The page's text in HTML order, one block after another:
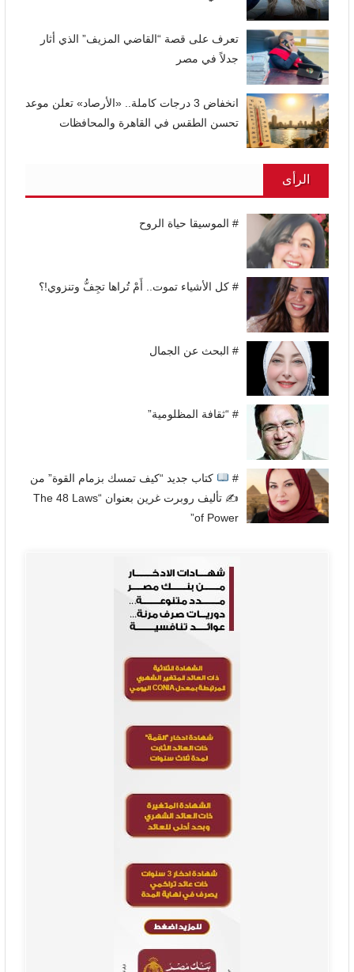
تعرف على قصة “القاضي المزيف” الذي أثار
جدلاً في مصر
انخفاض 3 درجات كاملة.. «الأرصاد» تعلن موعد
تحسن الطقس في القاهرة والمحافظات
الرأى
# الموسيقا حياة الروح
# كل الأشياء تموت.. أَمْ تُراها تجِفُّ وتنزوي!؟
# البحث عن الجمال
# “ثقافة المظلومية”
#
كتاب جديد “كيف تمسك بزمام القوة” من
✍
تأليف روبرت غرين بعنوان “The 48 Laws
of Power”